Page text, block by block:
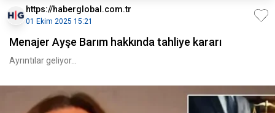
https://haberglobal.com.tr
01 Ekim 2025 15:21
Menajer Ayşe Barım hakkında tahliye kararı
Ayrıntılar geliyor...